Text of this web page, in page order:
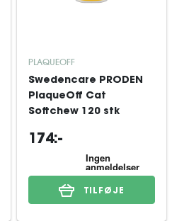
PLAQUEOFF
Swedencare PRODEN
PlaqueOff Cat
Softchew 120 stk
174:-
TILFØJE